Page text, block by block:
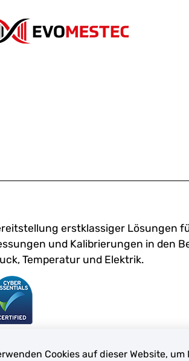
erstklassiger Lösungen
und Kalibrierungen in den
Temperatur und Elektrik.
Cookies auf dieser Website,